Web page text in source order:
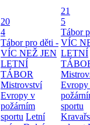
20
4
Tábor pro děti -
VÍC NEŽ JEN
LETNÍ
TÁBOR
Mistrovství
Evropy v
požárním
sportu Letní
21
5
Tábor
VÍC
LETNÍ
Evropy
sportu